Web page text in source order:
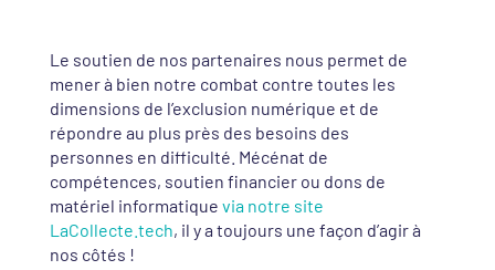
Le soutien de nos partenaires nous permet de
mener à bien notre combat contre toutes les
dimensions de l’exclusion numérique et de
répondre au plus près des besoins des
personnes en difficulté. Mécénat de
compétences, soutien financier ou dons de
matériel informatique via notre site
LaCollecte.tech, il y a toujours une façon d’agir à
nos côtés !